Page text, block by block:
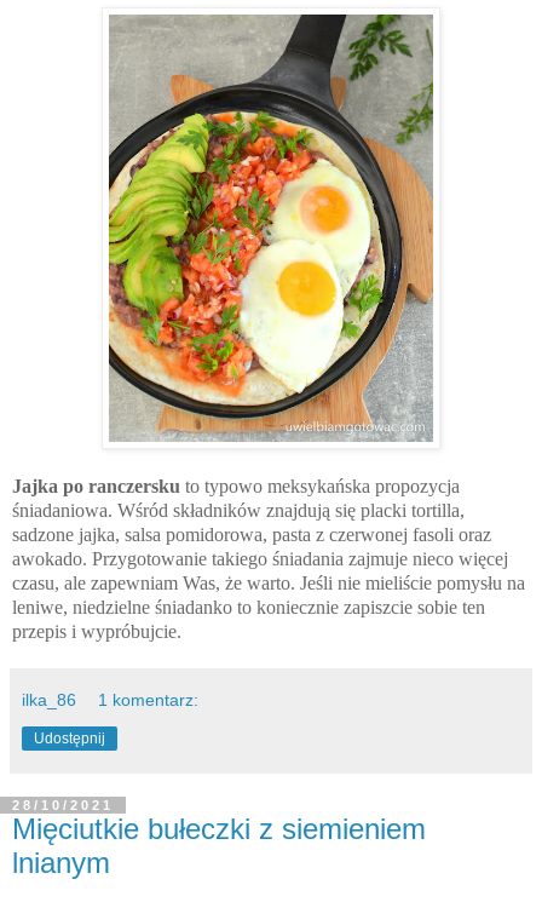
Jajka po ranczersku to typowo meksykańska propozycja
śniadaniowa. Wśród składników znajdują się placki tortilla,
sadzone jajka, salsa pomidorowa, pasta z czerwonej fasoli oraz
awokado. Przygotowanie takiego śniadania zajmuje nieco więcej
czasu, ale zapewniam Was, że warto. Jeśli nie mieliście pomysłu na
leniwe, niedzielne śniadanko to koniecznie zapiszcie sobie ten
przepis i wypróbujcie.
ilka_86 1 komentarz:
Udostępnij
28/10/2021
Mięciutkie bułeczki z siemieniem
lnianym